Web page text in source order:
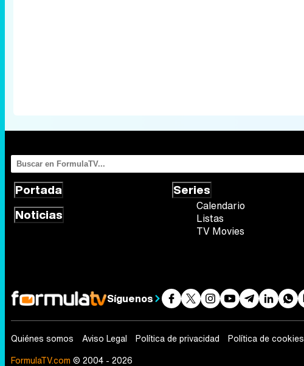
Portada
Noticias
Series
Calendario
Listas
TV Movies
Síguenos
Quiénes somos Aviso Legal Política de privacidad Política de cookies
FormulaTV.com © 2004 - 2026